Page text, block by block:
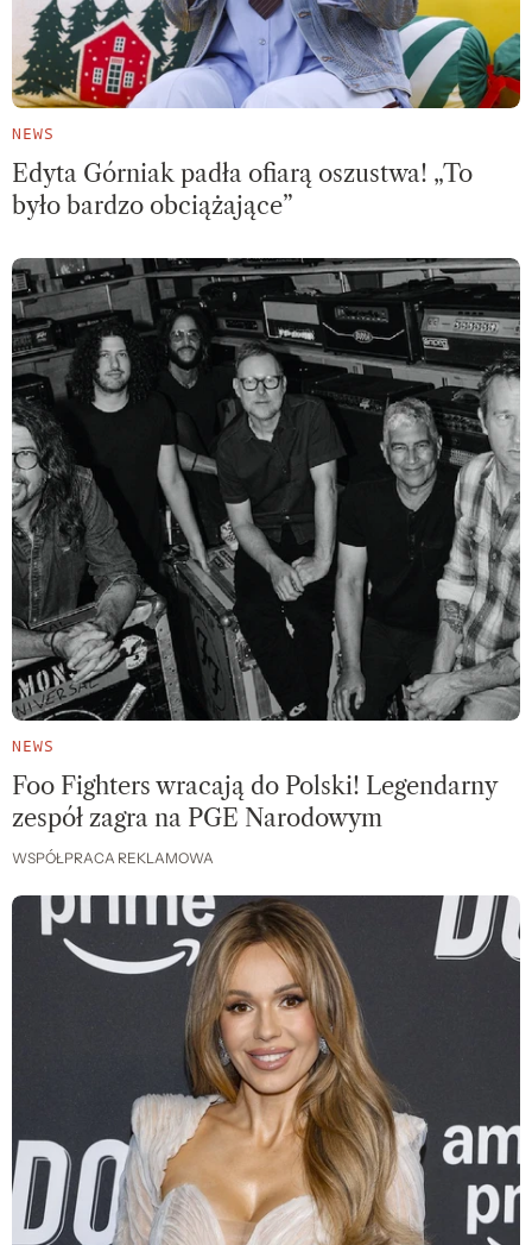
NEWS
Edyta Górniak padła ofiarą oszustwa! „To
było bardzo obciążające”
NEWS
Foo Fighters wracają do Polski! Legendarny
zespół zagra na PGE Narodowym
WSPÓŁPRACA REKLAMOWA